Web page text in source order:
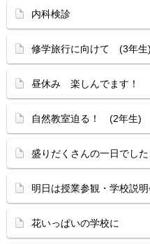
内科検診
修学旅行に向けて (3年生)
昼休み 楽しんでます！
自然教室迫る！ (2年生)
盛りだくさんの一日でし
明日は授業参観・学校説
花いっぱいの学校に